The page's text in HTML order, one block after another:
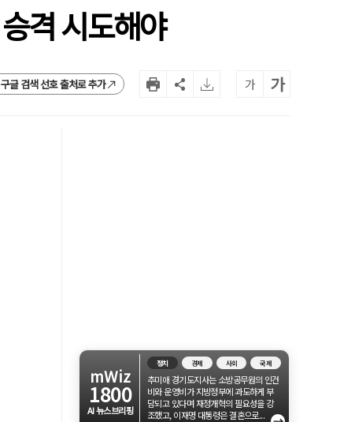
격 시도해야
구글 검색 선호 출처로 추가 가 가
mWiz
1800
AI 뉴스브리핑
정치 경제 사회 국제
추미애 경기도지사는 소방공무원의 인건
비와 운영비가 지방정부에 과도하게 부
담되고 있다며 재정개혁의 필요성을 강
조했고, 이재명 대통령은 결혼으로...